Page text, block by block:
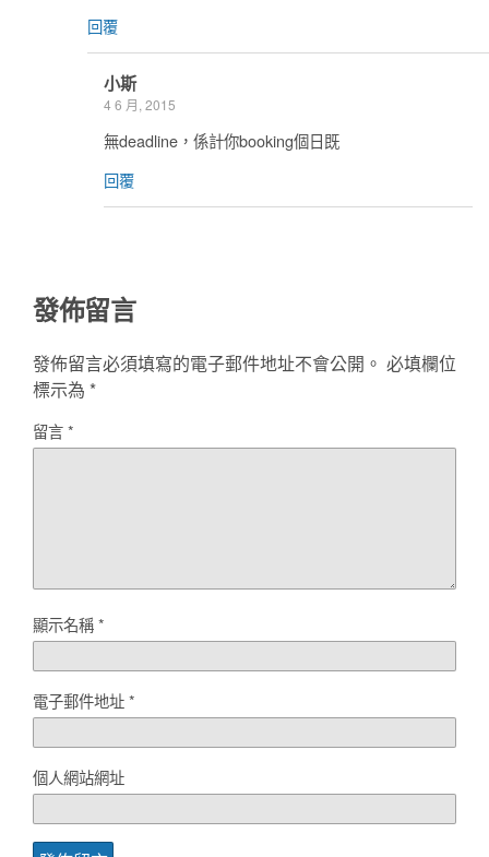
回覆
小斯
4 6 月, 2015
無deadline，係計你booking個日既
回覆
發佈留言
發佈留言必須填寫的電子郵件地址不會公開。 必填欄位
標示為 *
留言*
顯示名稱*
電子郵件地址*
個人網站網址